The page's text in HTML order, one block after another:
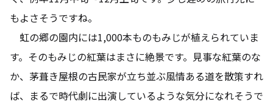
もよさそうですね。
虹の郷の園内には1,000本ものもみじが植えられていま
す。そのもみじの紅葉はまさに絶景です。見事な紅葉のな
か、茅葺き屋根の古民家が立ち並ぶ風情ある道を散策すれ
ば、まるで時代劇に出演しているような気分になれそうで